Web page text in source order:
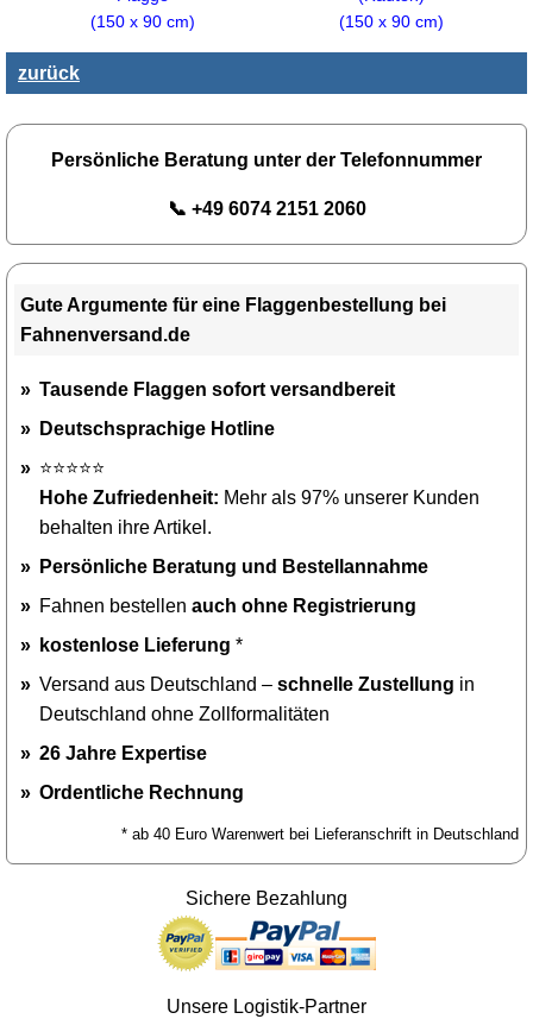
(150 x 90 cm)
(150 x 90 cm)
zurück
Persönliche Beratung unter der Telefonnummer
📞 +49 6074 2151 2060
Gute Argumente für eine Flaggenbestellung bei
Fahnenversand.de
Tausende Flaggen sofort versandbereit
Deutschsprachige Hotline
⭐⭐⭐⭐⭐
Hohe Zufriedenheit: Mehr als 97% unserer Kunden
behalten ihre Artikel.
Persönliche Beratung und Bestellannahme
Fahnen bestellen auch ohne Registrierung
kostenlose Lieferung *
Versand aus Deutschland – schnelle Zustellung in
Deutschland ohne Zollformalitäten
26 Jahre Expertise
Ordentliche Rechnung
* ab 40 Euro Warenwert bei Lieferanschrift in Deutschland
Sichere Bezahlung
Unsere Logistik-Partner